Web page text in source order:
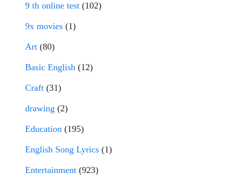
9 th online test (102)
9x movies (1)
Art (80)
Basic English (12)
Craft (31)
drawing (2)
Education (195)
English Song Lyrics (1)
Entertainment (923)